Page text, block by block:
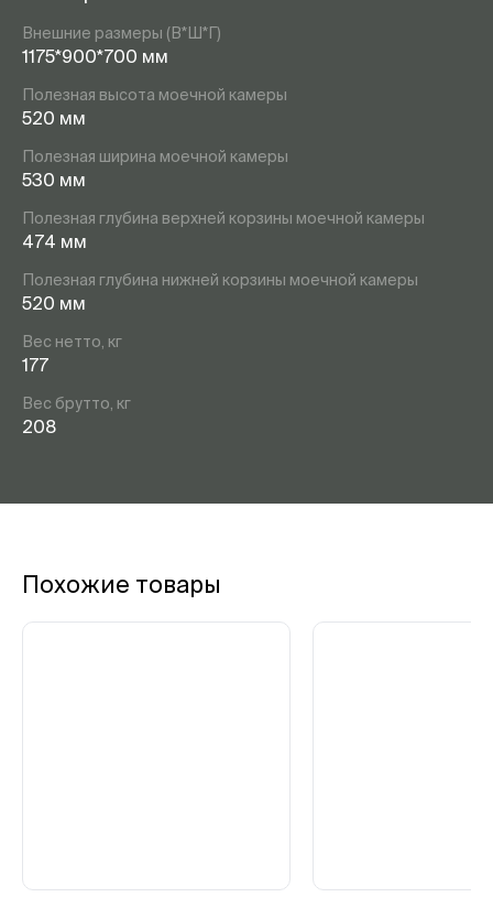
Внешние размеры (В*Ш*Г)
1175*900*700 мм
Полезная высота моечной камеры
520 мм
Полезная ширина моечной камеры
530 мм
Полезная глубина верхней корзины моечной камеры
474 мм
Полезная глубина нижней корзины моечной камеры
520 мм
Вес нетто, кг
177
Вес брутто, кг
208
Похожие товары